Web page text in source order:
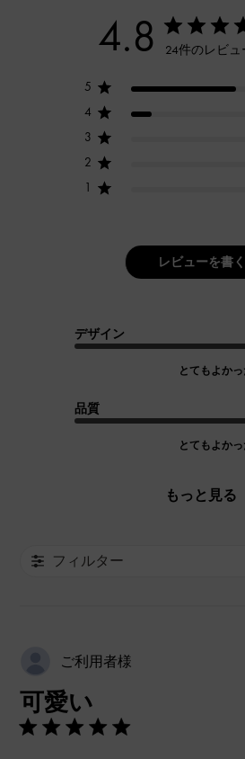
4.8 24件のレビュ
5
4
3
2
1
レビューを書く
デザイン
とてもよかっ
品質
とてもよかっ
もっと見る
フィルター
ご利用者様
可愛い